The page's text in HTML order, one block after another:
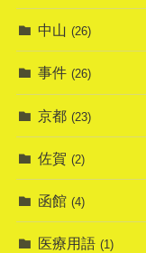
中山 (26)
事件 (26)
京都 (23)
佐賀 (2)
函館 (4)
医療用語 (1)